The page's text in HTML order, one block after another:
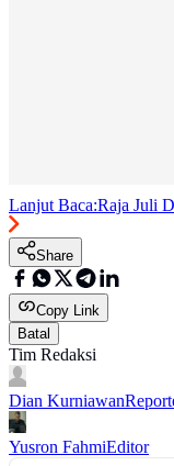
Lanjut Baca:Raja Juli
Share
Copy Link
Batal
Tim Redaksi
Dian Kurniawan
Yusron FahmiEditor